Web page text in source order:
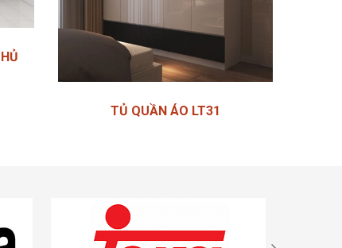
TỦ QUẦN ÁO LT31